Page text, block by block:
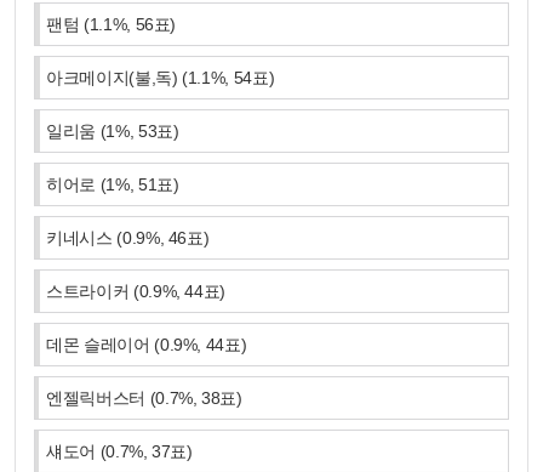
팬텀 (1.1%, 56표)
아크메이지(불,독) (1.1%, 54표)
일리움 (1%, 53표)
히어로 (1%, 51 표)
키네시스 (0.9%, 46표)
스트라이커 (0.9%,44표)
데몬 슬레이어 (0.9%, 44표)
엔젤릭버스터 (0.7%,38표)
섀도어 (0.7%,37표)